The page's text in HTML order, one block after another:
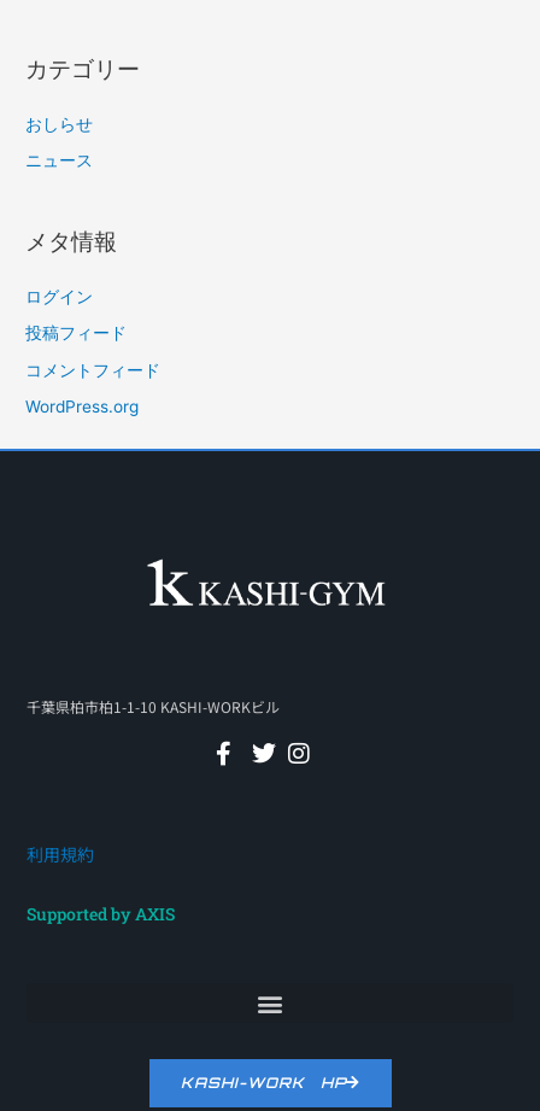
カテゴリー
おしらせ
ニュース
メタ情報
ログイン
投稿フィード
コメントフィード
WordPress.org
千葉県柏市柏1-1-10 KASHI-WORKビル
利用規約
Supported by AXIS
KASHI-WORK HP